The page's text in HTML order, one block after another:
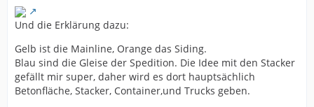
Und die Erklärung dazu:
Gelb ist die Mainline, Orange das Siding.
Blau sind die Gleise der Spedition. Die Idee mit den Stacker
gefällt mir super, daher wird es dort hauptsächlich
Betonfläche, Stacker, Container,und Trucks geben.